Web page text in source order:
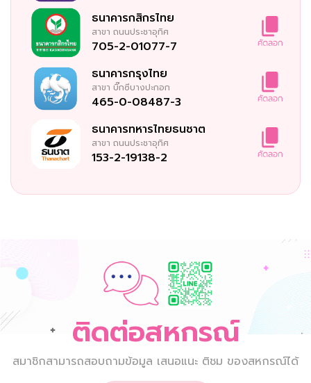
ธนาคารกสิกรไทย
สาขา ถนนประชาอุทิศ
705-2-01077-7
ธนาคารกรุงไทย
สาขา บิ๊กซีบางปะกอก
465-0-08487-3
ธนาคารทหารไทยธนชาต
สาขา ถนนประชาอุทิศ
153-2-19138-2
ติดต่อสหกรณ์
สมาชิกสามารถสอบถามข้อมูล เสนอแนะ ติชม ของสหกรณ์ได้